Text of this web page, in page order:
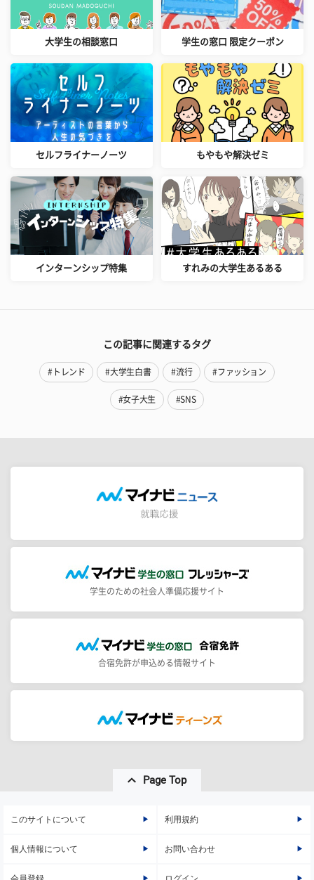
大学生の相談窓口 学生の窓口 限定クーポン
セルフライナーノーツ もやもや解決ゼミ
インターンシップ特集 すれみの大学生あるある
この記事に関連するタグ
#トレンド #大学生白書 #流行 #ファッション
#女子大生 #SNS
学生のための社会人準備応援サイト
合宿免許が申込める情報サイト
Page Top
このサイトについて 利用規約
個人情報について お問い合わせ